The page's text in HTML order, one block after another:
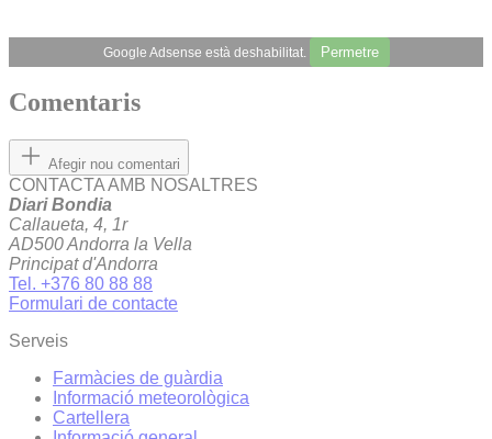
Google Adsense està deshabilitat. Permetre
Comentaris
Afegir nou comentari
CONTACTA AMB NOSALTRES
Diari Bondia
Callaueta, 4, 1r
AD500 Andorra la Vella
Principat d'Andorra
Tel. +376 80 88 88
Formulari de contacte
Serveis
Farmàcies de guàrdia
Informació meteorològica
Cartellera